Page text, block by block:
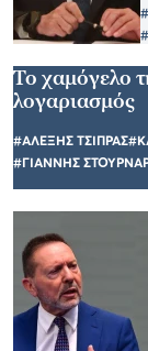
Το χαμόγελο
λογαριασμός
#ΑΛΕΞΗΣ ΤΣΙΠΡΑΣ
#ΓΙΑΝΝΗΣ